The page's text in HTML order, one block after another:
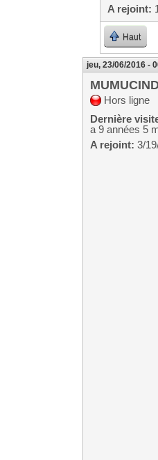
A rejoint:
Haut
jeu, 23/06/2016 -
Hors ligne
Dernière
a 9 années 5
A rejoint: 3/